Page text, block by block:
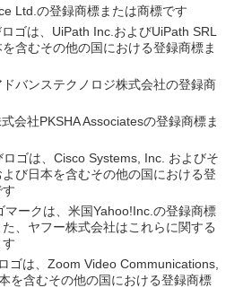
Ltd.の登録商標または商標です
ゴは、UiPath Inc.およびUiPath SRL
含むその他の国における登録商標ま
ドバンステクノロジ株式会社の登録商
会社PKSHA Associatesの登録商標ま
ロゴは、Cisco Systems, Inc. およびそ
び日本を含むその他の国における登
マークは、米国Yahoo!Inc.の登録商標
、ヤフー株式会社はこれらに関する
ゴは、Zoom Video Communications,
を含むその他の国における登録商標